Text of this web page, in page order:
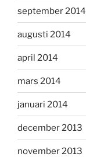
september 2014
augusti 2014
april 2014
mars 2014
januari 2014
december 2013
november 2013